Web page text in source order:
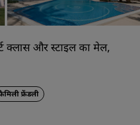
क्लास और स्टाइल का मेल,
फ्रेंडली